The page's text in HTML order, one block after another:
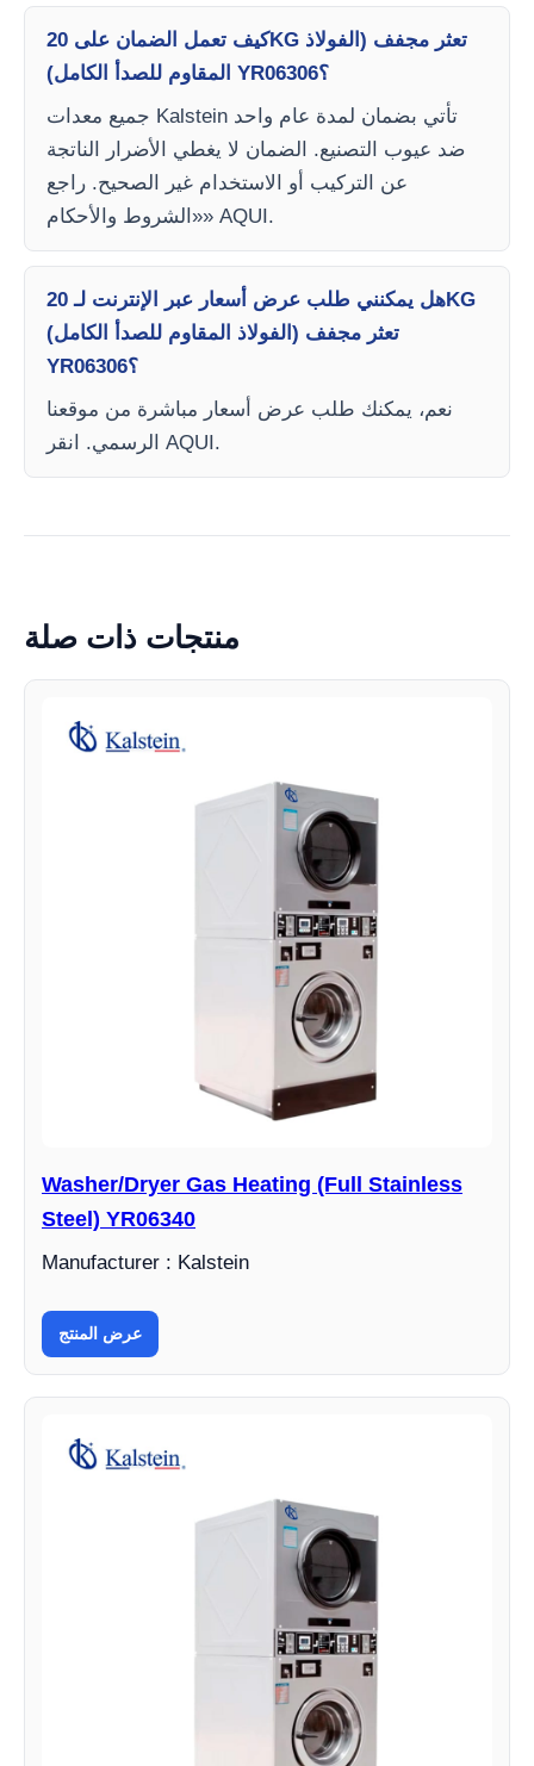
كيف تعمل الضمان على 20KG تعثر مجفف (الفولاذ
المقاوم للصدأ الكامل) YR06306؟
جميع معدات Kalstein تأتي بضمان لمدة عام واحد
ضد عيوب التصنيع. الضمان لا يغطي الأضرار الناتجة
عن التركيب أو الاستخدام غير الصحيح. راجع
«الشروط والأحكام» AQUI.
هل يمكنني طلب عرض أسعار عبر الإنترنت لـ 20KG
تعثر مجفف (الفولاذ المقاوم للصدأ الكامل)
YR06306؟
نعم، يمكنك طلب عرض أسعار مباشرة من موقعنا
الرسمي. انقر AQUI.
منتجات ذات صلة
Washer/Dryer Gas Heating (Full Stainless
Steel) YR06340
Manufacturer : Kalstein
عرض المنتج